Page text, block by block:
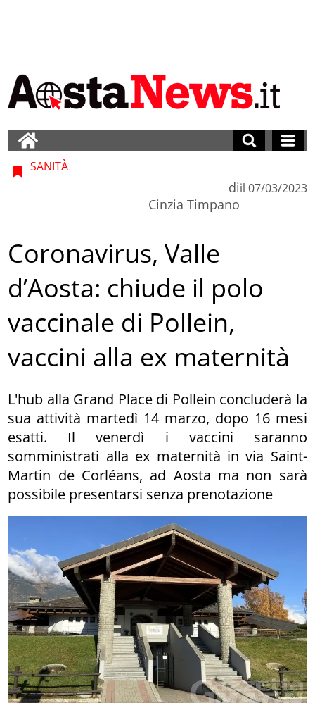
SANITÀ
di
Cinzia Timpano
il 07/03/2023
Coronavirus, Valle
d’Aosta: chiude il polo
vaccinale di Pollein,
vaccini alla ex maternità
L'hub alla Grand Place di Pollein concluderà la
sua attività martedì 14 marzo, dopo 16 mesi
esatti. Il venerdì i vaccini saranno
somministrati alla ex maternità in via Saint-
Martin de Corléans, ad Aosta ma non sarà
possibile presentarsi senza prenotazione